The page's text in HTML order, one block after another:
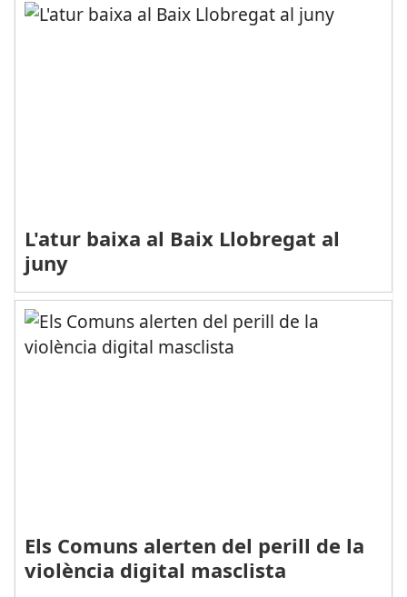
L'atur baixa al Baix Llobregat al
juny
Els Comuns alerten del perill de la
violència digital masclista